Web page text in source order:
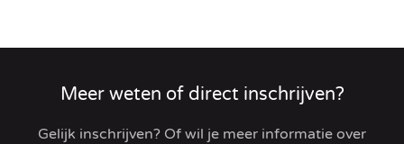
Meer weten of direct inschrijven?
Gelijk inschrijven? Of wil je meer informatie over